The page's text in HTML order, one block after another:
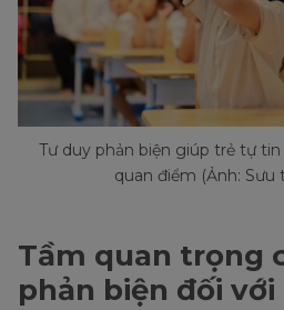
Tư duy phản biện giúp trẻ tự
quan điểm (Ảnh:
Tầm quan trọng
phản biện đối